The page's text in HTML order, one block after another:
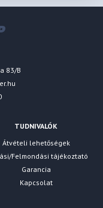
83/B
TUDNIVALÓK
Átvételi lehetőségek
Felmondási tájékoztató
Garancia
Kapcsolat